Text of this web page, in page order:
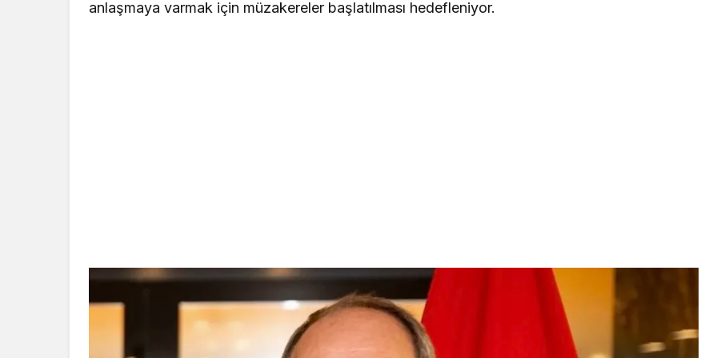
anlaşmaya varmak için müzakereler başlatılması hedefleniyor.